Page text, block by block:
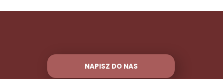
NAPISZ DO NAS